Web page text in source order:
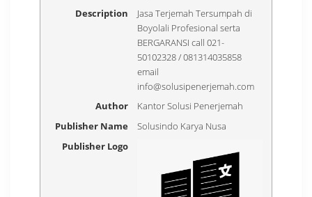
Description
Jasa Terjemah Tersumpah di
Boyolali Profesional serta
BERGARANSI call 021-
50102328 / 081314035858
email
info@solusipenerjemah.com
Author
Kantor Solusi Penerjemah
Publisher Name
Solusindo Karya Nusa
Publisher Logo